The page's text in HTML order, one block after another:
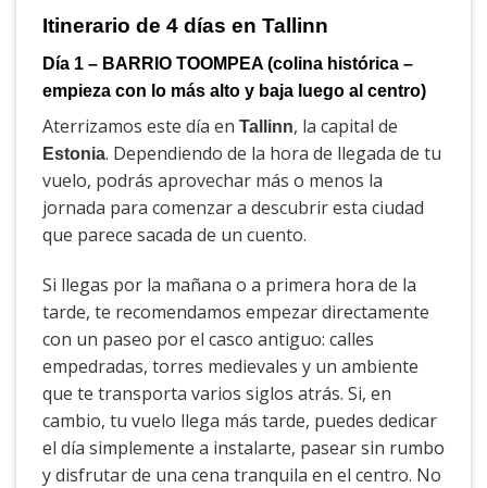
Itinerario de 4 días en Tallinn
Día 1 – BARRIO TOOMPEA (colina histórica –
empieza con lo más alto y baja luego al centro)
Aterrizamos este día en Tallinn, la capital de
Estonia. Dependiendo de la hora de llegada de tu
vuelo, podrás aprovechar más o menos la
jornada para comenzar a descubrir esta ciudad
que parece sacada de un cuento.
Si llegas por la mañana o a primera hora de la
tarde, te recomendamos empezar directamente
con un paseo por el casco antiguo: calles
empedradas, torres medievales y un ambiente
que te transporta varios siglos atrás. Si, en
cambio, tu vuelo llega más tarde, puedes dedicar
el día simplemente a instalarte, pasear sin rumbo
y disfrutar de una cena tranquila en el centro. No